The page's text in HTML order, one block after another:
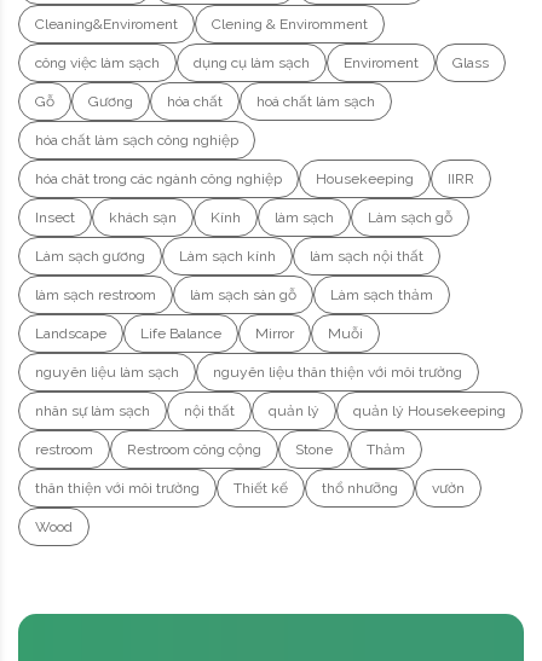
Cleaning&Enviroment Clening & Enviromment
công việc làm sạch dụng cụ làm sạch Enviroment Glass
Gỗ Gương hóa chất hoá chất làm sạch
hóa chất làm sạch công nghiệp
hóa chât trong các ngành công nghiệp Housekeeping IIRR
Insect khách sạn Kính làm sạch Làm sạch gỗ
Làm sạch gương Làm sạch kính làm sạch nội thất
làm sạch restroom làm sạch sàn gỗ Làm sạch thảm
Landscape Life Balance Mirror Muỗi
nguyên liệu làm sạch nguyên liệu thân thiện với môi trường
nhân sự làm sạch nội thất quản lý quản lý Housekeeping
restroom Restroom công cộng Stone Thảm
thân thiện với môi trường Thiết kế thổ nhưỡng vườn
Wood